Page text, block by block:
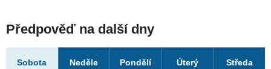
Předpověď na další dny
Sobota Neděle Pondělí Úterý Středa